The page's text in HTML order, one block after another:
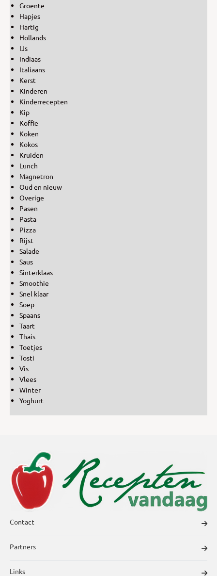
Groente
Hapjes
Hartig
Hollands
IJs
Indiaas
Italiaans
Kerst
Kinderen
Kinderrecepten
Kip
Koffie
Koken
Kokos
Kruiden
Lunch
Magnetron
Oud en nieuw
Overige
Pasen
Pasta
Pizza
Rijst
Salade
Saus
Sinterklaas
Smoothie
Snel klaar
Soep
Spaans
Taart
Thais
Toetjes
Tosti
Vis
Vlees
Winter
Yoghurt
Contact
Partners
Links